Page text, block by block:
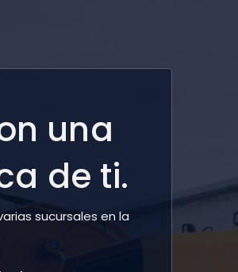
una
de ti.
sucursales en la